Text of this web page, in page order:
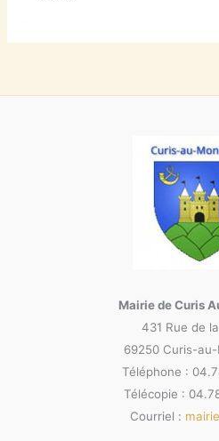
Mairie de Curis
431 Rue de
69250 Curis-
Téléphone :
Télécopie :
Courriel :